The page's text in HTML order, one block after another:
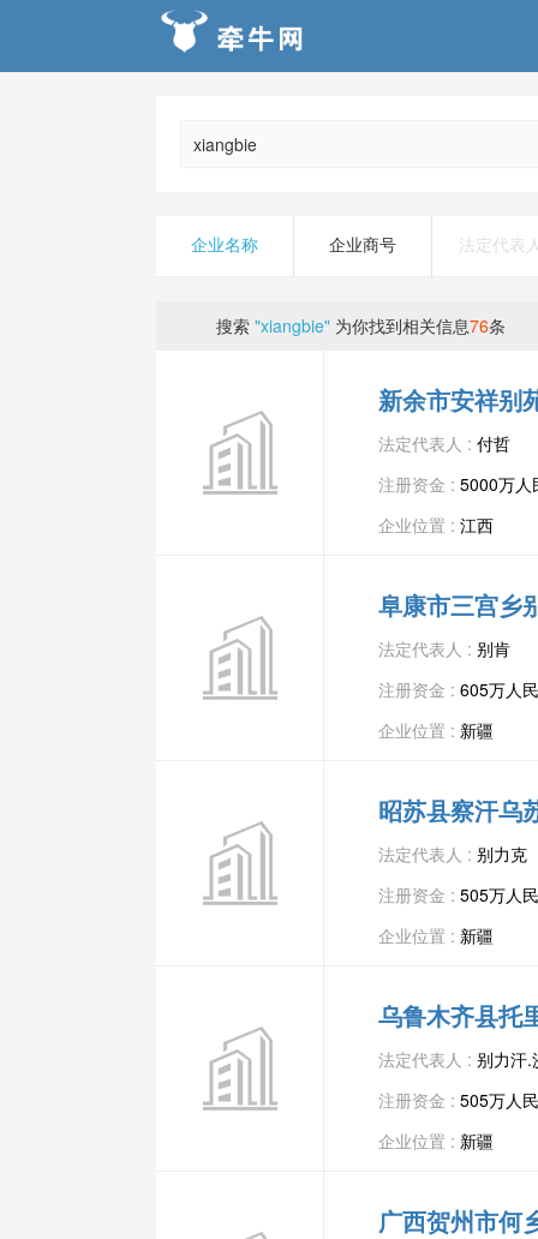
企业名称 企业商号 法定代表
搜索 "xiangbie" 为你找到相关信息76条
新余市安祥别
法定代表人 : 付哲
注册资金 : 5000万人
企业位置 : 江西
阜康市三宫乡
法定代表人 : 别肯
注册资金 : 605万人
企业位置 : 新疆
昭苏县察汗乌
法定代表人 : 别力克
注册资金 : 505万人
企业位置 : 新疆
乌鲁木齐县托
法定代表人 : 别力汗.
注册资金 : 505万人
企业位置 : 新疆
广西贺州市何